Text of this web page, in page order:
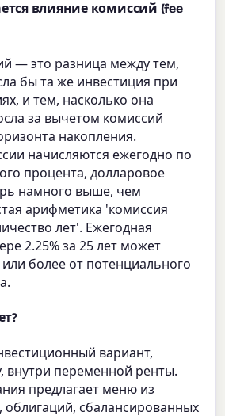
влияние комиссий (fee
— это разница между тем,
бы та же инвестиция при
и тем, насколько она
за вычетом комиссий
накопления.
начисляются ежегодно по
процента, долларовое
намного выше, чем
арифметика 'комиссия
лет'. Ежегодная
2.25% за 25 лет может
более от потенциального
вариант,
внутри переменной ренты.
предлагает меню из
облигаций, сбалансированных